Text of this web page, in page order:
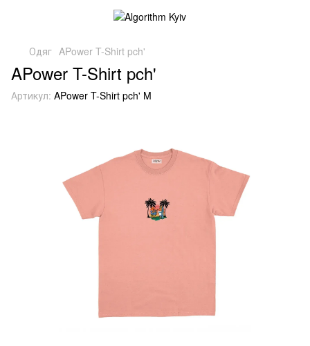
Одяг APower T-Shirt pch'
APower T-Shirt pch'
Артикул: APower T-Shirt pch' M